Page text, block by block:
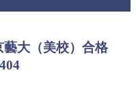
藝大（美校）合格